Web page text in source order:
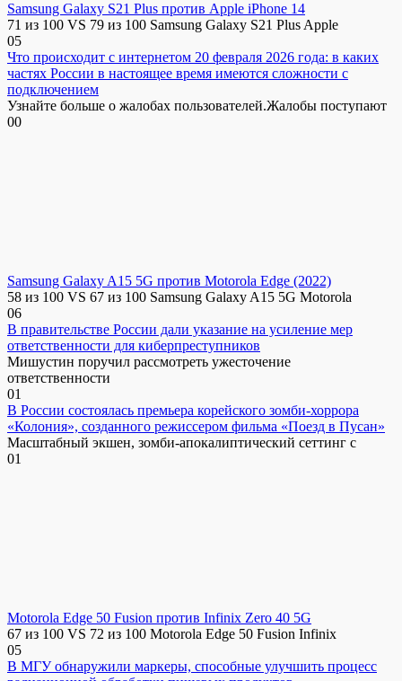
Samsung Galaxy S21 Plus против Apple iPhone 14
71 из 100 VS 79 из 100 Samsung Galaxy S21 Plus Apple
05
Что происходит с интернетом 20 февраля 2026 года: в каких
частях России в настоящее время имеются сложности с
подключением
Узнайте больше о жалобах пользователей.Жалобы поступают
00
Samsung Galaxy A15 5G против Motorola Edge (2022)
58 из 100 VS 67 из 100 Samsung Galaxy A15 5G Motorola
06
В правительстве России дали указание на усиление мер
ответственности для киберпреступников
Мишустин поручил рассмотреть ужесточение
ответственности
01
В России состоялась премьера корейского зомби-хоррора
«Колония», созданного режиссером фильма «Поезд в Пусан»
Масштабный экшен, зомби-апокалиптический сеттинг с
01
Motorola Edge 50 Fusion против Infinix Zero 40 5G
67 из 100 VS 72 из 100 Motorola Edge 50 Fusion Infinix
05
В МГУ обнаружили маркеры, способные улучшить процесс